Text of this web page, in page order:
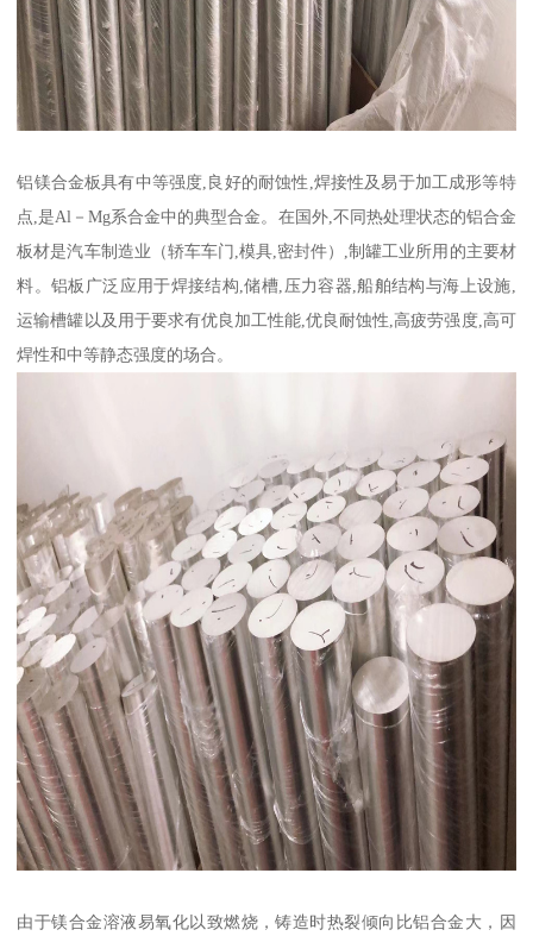
铝镁合金板具有中等强度,良好的耐蚀性,焊接性及易于加工成形等特
点,是Al－Mg系合金中的典型合金。在国外,不同热处理状态的铝合金
板材是汽车制造业（轿车车门,模具,密封件）,制罐工业所用的主要材
料。铝板广泛应用于焊接结构,储槽,压力容器,船舶结构与海上设施,
运输槽罐以及用于要求有优良加工性能,优良耐蚀性,高疲劳强度,高可
焊性和中等静态强度的场合。
由于镁合金溶液易氧化以致燃烧，铸造时热裂倾向比铝合金大，因